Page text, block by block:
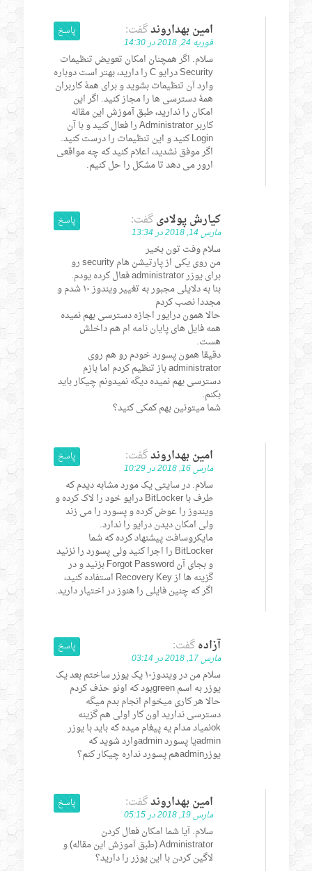
امین بهداروندگفت:
فوریه 24, 2018 در 14:30
سلام. اگر همچنان امکان تعویض تنظیمات
Security درایو C را دارید، بهتر است دوباره
وارد آن تنظیمات بشوید و برای همۀ کاربران
همۀ دسترسی ها را مجاز کنید. اگر این
امکان را ندارید، طبق آموزش این مقاله
کاربر Administrator را فعال کنید و با آن
Login کنید و این تنظیمات را درست کنید.
اگر موفق نشدید، اعلام کنید که چه مواقعی
ارور می دهد تا مشکل را حل کنیم.
پاسخ
کیارش پولادیگفت:
مارس 14, 2018 در 13:34
سلام وفت تون بخیر
من روی یکی از پارتیشن هام security رو
برای یوزر administrator فعال کرده یودم.
بنا به دلایلی مجبور به تغییر ویندوز ۱۰ شدم و
مجددا نصب کردم
حالا همون درایور اجازه دسترسی بهم نمیده
همه فایل های پایان نامه ام هم داخلش
هست.
دقیقا همون پسورد خودم رو هم روی
administrator باز تنظیم کردم اما بازم
دسترسی بهم نمیده دیگه نمیدونم چیکار باید
بکنم.
شما میتونین بهم کمکی کنید؟
پاسخ
امین بهداروندگفت:
مارس 16, 2018 در 10:29
سلام. در سایتی یک مورد مشابه دیدم که
طرف با BitLocker درایو خود را لاک کرده و
ویندوز را عوض کرده و پسورد را می زند
ولی امکان دیدن درایو را ندارد.
مایکروسافت پیشنهاد کرده که شما
BitLocker را اجرا کنید ولی پسورد را نزنید
و بجای آن Forgot Password بزنید و در
گزینه ها از Recovery Key استفاده کنید،
اگر که چنین فایلی را هنوز در اختیار دارید.
پاسخ
آزادهگفت:
مارس 17, 2018 در 03:14
سلام من در ویندوز۱۰ یک یوزر ساختم بعد یک
یوزر به اسم greenبود که اونو حذف کردم
حالا هر کاری میخوام انجام بدم میگه
دسترسی ندارید اون کار اولی هم گزینه
okنمیاد مدام یه پیغام میده که باید با یوزر
adminیا پسورد adminوارد شوید که
یوزرadminهم پسورد نداره چیکار کنم؟
پاسخ
امین بهداروندگفت:
مارس 19, 2018 در 05:15
سلام. آیا شما امکان فعال کردن
Administrator (طبق آموزش این مقاله) و
لاگین کردن با این یوزر را دارید؟
پاسخ